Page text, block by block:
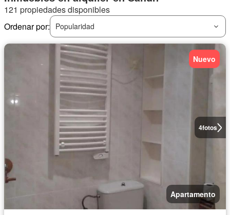
121 propiedades disponibles
Ordenar por:
Popularidad
4fotos
Nuevo
Apartamento